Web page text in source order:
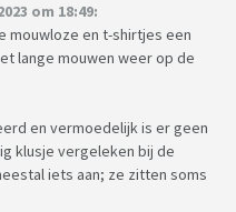
om 18:49:
mouwloze en t-shirtjes een
lange mouwen weer op de
en vermoedelijk is er geen
klusje vergeleken bij de
iets aan; ze zitten soms